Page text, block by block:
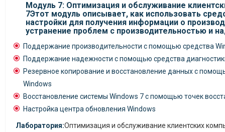
Модуль 7: Оптимизация и обслуживание
7Этот модуль описывает, как использовать
настройки для получения информации о
устранение проблем с производительностью и
Поддержание производительности с помощью средства
Поддержание надежности с помощью средства
Резервное копирование и восстановление данных с
Windows
Восстановление системы Windows 7 с помощью точек
Настройка центра обновления Windows
Лаборатория:Оптимизация и обслуживание клиентских